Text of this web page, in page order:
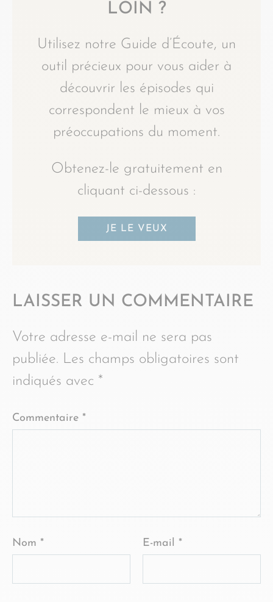
LOIN ?
Utilisez notre Guide d’Écoute, un
outil précieux pour vous aider à
découvrir les épisodes qui
correspondent le mieux à vos
préoccupations du moment.
Obtenez-le gratuitement en
cliquant ci-dessous :
JE LE VEUX
LAISSER UN COMMENTAIRE
Votre adresse e-mail ne sera pas
publiée. Les champs obligatoires sont
indiqués avec *
Commentaire *
Nom * E-mail *